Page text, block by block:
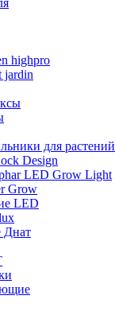
highpro
jardin
для растений
Design
LED Grow Light
Grow
LED
Днат